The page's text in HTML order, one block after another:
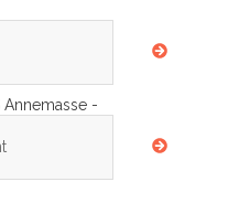
Annemasse -